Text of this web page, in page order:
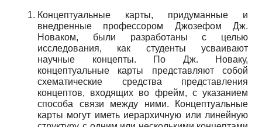
Концептуальные карты, придуманные и
внедренные профессором Джозефом Дж.
Новаком, были разработаны с целью
исследования, как студенты усваивают
научные концепты. По Дж. Новаку,
концептуальные карты представляют собой
схематические средства представления
концептов, входящих во фрейм, с указанием
способа связи между ними. Концептуальные
карты могут иметь иерархичную или линейную